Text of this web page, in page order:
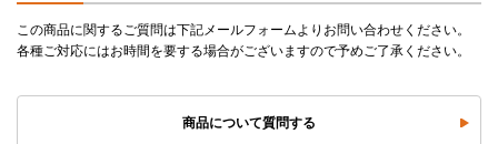
この商品に関するご質問は下記メールフォームよりお問い合わせください。
各種ご対応にはお時間を要する場合がございますので予めご了承ください。
商品について質問する